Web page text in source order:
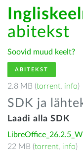
abitekst
Soovid muud keelt?
ABITEKST
2.8 MB (torrent, info)
SDK ja
Laadi alla SDK
22 MB (torrent, info)